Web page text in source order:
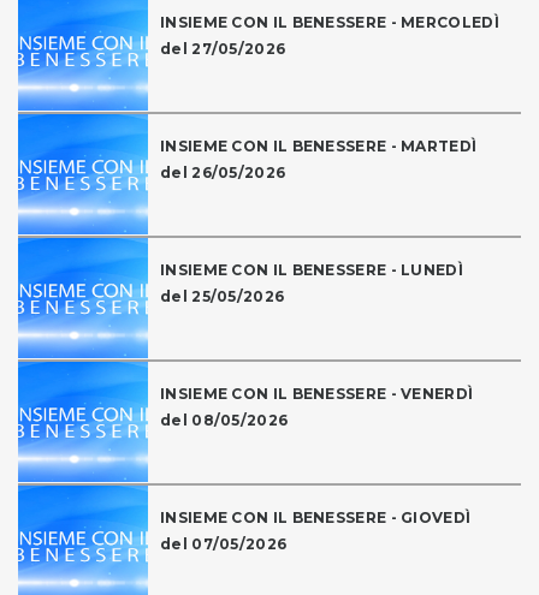
INSIEME CON IL BENESSERE - MERCOLEDÌ
del 27/05/2026
INSIEME CON IL BENESSERE - MARTEDÌ
del 26/05/2026
INSIEME CON IL BENESSERE - LUNEDÌ
del 25/05/2026
INSIEME CON IL BENESSERE - VENERDÌ
del 08/05/2026
INSIEME CON IL BENESSERE - GIOVEDÌ
del 07/05/2026